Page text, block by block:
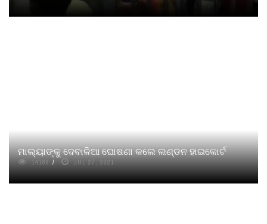
ମାଲ୍ୟାଙ୍କୁ ଦେବାଳିଆ ଘୋଷଣା କଲେ ଲଣ୍ଡନ ହାଇକୋର୍ଟ
14186 JUL 27, 2021